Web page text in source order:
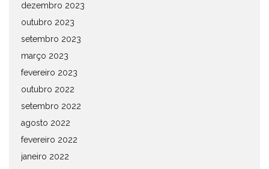
dezembro 2023
outubro 2023
setembro 2023
março 2023
fevereiro 2023
outubro 2022
setembro 2022
agosto 2022
fevereiro 2022
janeiro 2022